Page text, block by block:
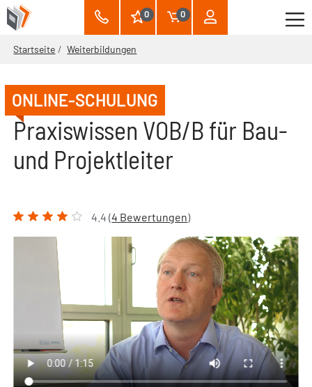
0 0
Startseite Weiterbildungen
ONLINE-SCHULUNG
Praxiswissen VOB/B für Bau-
und Projektleiter
4.4 (4 Bewertungen)